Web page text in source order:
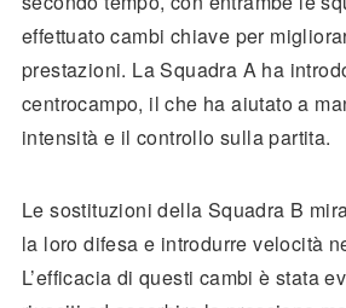
effettuato cambi chiave per
prestazioni. La Squadra A ha
centrocampo, il che ha aiutato a
intensità e il controllo sulla partita.
Le sostituzioni della Squadra B
la loro difesa e introdurre velocità
L’efficacia di questi cambi è stata